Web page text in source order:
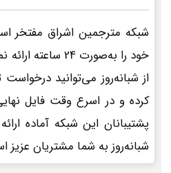
شبکه مترجمین اشراق
خود را به‌صورت 24
از شبانه‌روز می‌توانید
کرده و در اسرع وقت فایل
پشتیبانان این شبکه آماده
شبانه‌روز به شما مشتریان عزیز